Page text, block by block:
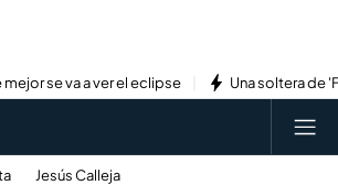
se va a ver el eclipse Una soltera de
Jesús Calleja